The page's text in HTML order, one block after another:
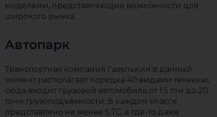
моделями, представляющие возможности для
широкого рынка.
Автопарк
Транспортная компания Газелькин в данный
момент располагает порядка 40 видами техники,
сюда входит грузовой автомобиль от 1.5 тон до 20
тонн грузоподъёмности. В каждом классе
представлено не менее 5 ТС, а где-то даже